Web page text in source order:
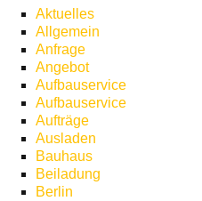
Aktuelles
Allgemein
Anfrage
Angebot
Aufbauservice
Aufbauservice
Aufträge
Ausladen
Bauhaus
Beiladung
Berlin